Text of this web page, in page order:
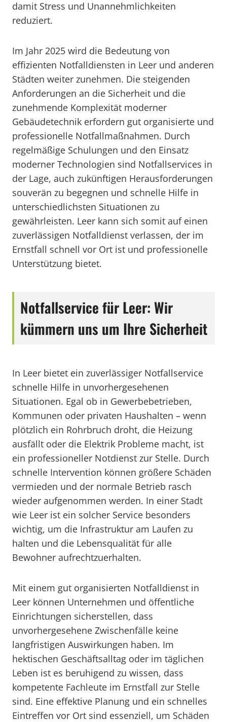
damit Stress und Unannehmlichkeiten
reduziert.
Im Jahr 2025 wird die Bedeutung von
effizienten Notfalldiensten in Leer und anderen
Städten weiter zunehmen. Die steigenden
Anforderungen an die Sicherheit und die
zunehmende Komplexität moderner
Gebäudetechnik erfordern gut organisierte und
professionelle Notfallmaßnahmen. Durch
regelmäßige Schulungen und den Einsatz
moderner Technologien sind Notfallservices in
der Lage, auch zukünftigen Herausforderungen
souverän zu begegnen und schnelle Hilfe in
unterschiedlichsten Situationen zu
gewährleisten. Leer kann sich somit auf einen
zuverlässigen Notfalldienst verlassen, der im
Ernstfall schnell vor Ort ist und professionelle
Unterstützung bietet.
Notfallservice für Leer: Wir
kümmern uns um Ihre Sicherheit
In Leer bietet ein zuverlässiger Notfallservice
schnelle Hilfe in unvorhergesehenen
Situationen. Egal ob in Gewerbebetrieben,
Kommunen oder privaten Haushalten – wenn
plötzlich ein Rohrbruch droht, die Heizung
ausfällt oder die Elektrik Probleme macht, ist
ein professioneller Notdienst zur Stelle. Durch
schnelle Intervention können größere Schäden
vermieden und der normale Betrieb rasch
wieder aufgenommen werden. In einer Stadt
wie Leer ist ein solcher Service besonders
wichtig, um die Infrastruktur am Laufen zu
halten und die Lebensqualität für alle
Bewohner aufrechtzuerhalten.
Mit einem gut organisierten Notfalldienst in
Leer können Unternehmen und öffentliche
Einrichtungen sicherstellen, dass
unvorhergesehene Zwischenfälle keine
langfristigen Auswirkungen haben. Im
hektischen Geschäftsalltag oder im täglichen
Leben ist es beruhigend zu wissen, dass
kompetente Fachleute im Ernstfall zur Stelle
sind. Eine effektive Planung und ein schnelles
Eintreffen vor Ort sind essenziell, um Schäden